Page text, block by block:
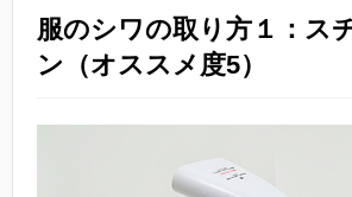
服のシワの取り方１：ス
ン（オススメ度5）